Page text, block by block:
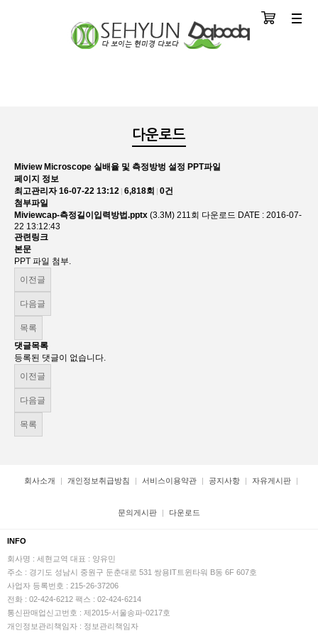
분류
다운로드
Miview Microscope 실배율 및 측정방벙 설정 PPT파일
페이지 정보
최고관리자 16-07-22 13:12 6,818회
0건
첨부파일
Miviewcap-측정길이입력방법.pptx (3.3M) 211회 다운로드 DATE : 2016-07-
22 13:12:43
관련링크
본문
PPT 파일 첨부.
이전글
다음글
목록
댓글목록
등록된 댓글이 없습니다.
이전글
다음글
목록
회사소개 개인정보취급방침 서비스이용약관 공지사항 자유게시판
문의게시판 다운로드
INFO
회사명 : 세현교역 대표 : 양유민
주소 : 경기도 성남시 중원구 둔춘대로 531 쌍용IT트윈타워 B동 6F 607호
사업자 등록번호 : 215-26-37206
전화 : 02-424-6212 팩스 : 02-424-6214
통신판매업신고번호 : 제2015-서울송파-0217호
개인정보관리책임자 : 정보관리책임자